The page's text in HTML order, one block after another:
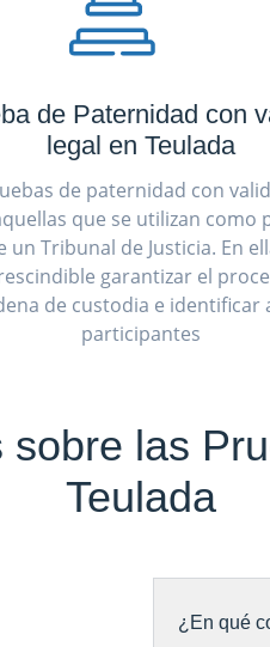
de Paternidad con
legal en Teulada
de paternidad con
que se utilizan como
un Tribunal de Justicia. En
garantizar el
de custodia e identificar
participantes
las
Teulada
¿En qué